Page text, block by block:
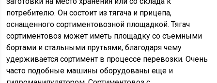
потребителю. Он состоит из тягача и прицепа,
оснащенного сортиментовозной площадкой. Тягач
сортиментовоз может иметь площадку со съемными
бортами и стальными прутьями, благодаря чему
удерживается сортимент в процессе перевозки. Очень
часто подобные машины оборудованы еще и